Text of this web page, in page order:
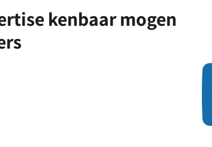
kenbaar mogen